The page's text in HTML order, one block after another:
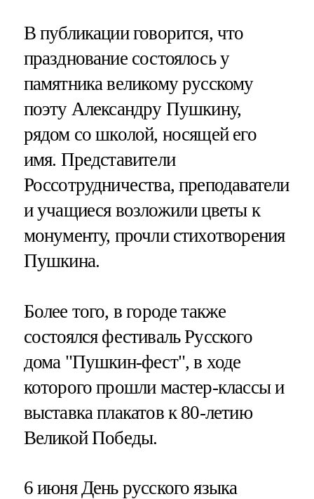
В публикации говорится, что
празднование состоялось у
памятника великому русскому
поэту Александру Пушкину,
рядом со школой, носящей его
имя. Представители
Россотрудничества, преподаватели
и учащиеся возложили цветы к
монументу, прочли стихотворения
Пушкина.
Более того, в городе также
состоялся фестиваль Русского
дома "Пушкин-фест", в ходе
которого прошли мастер-классы и
выставка плакатов к 80-летию
Великой Победы.
6 июня День русского языка